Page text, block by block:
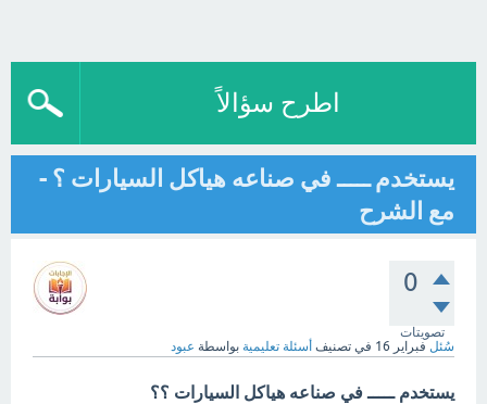
اطرح سؤالاً
يستخدم ـــــ في صناعه هياكل السيارات ؟ -
مع الشرح
0
تصويتات
سُئل فبراير 16 في تصنيف أسئلة تعليمية بواسطة عبود
يستخدم ـــــ في صناعه هياكل السيارات ؟؟